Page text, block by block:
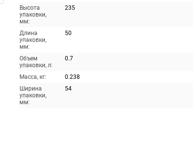
Высота
упаковки,
мм:
235
Длина
упаковки,
мм:
50
Объем
упаковки, л:
0.7
Масса, кг:
0.238
Ширина
упаковки,
мм:
54